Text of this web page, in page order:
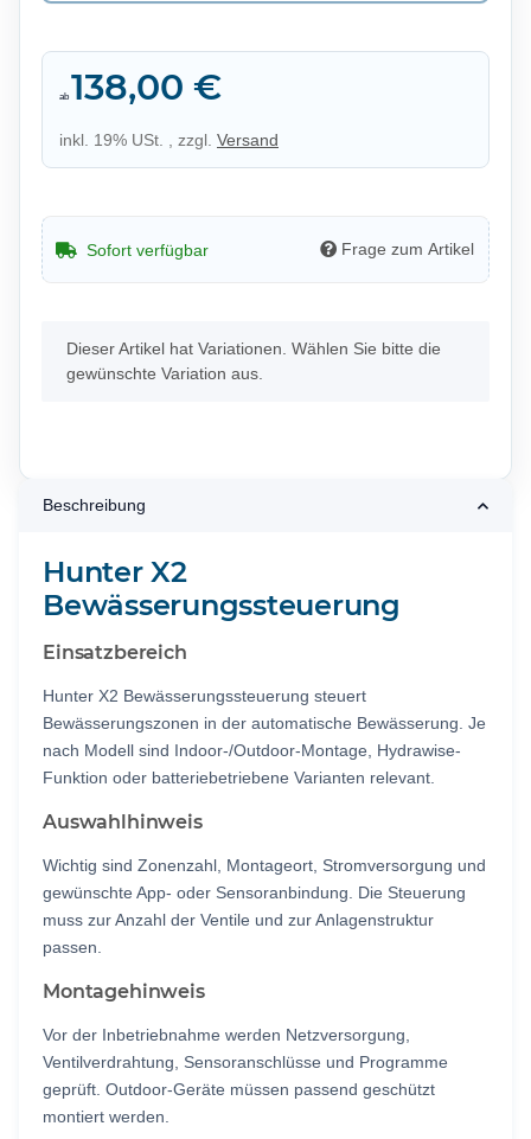
ab 138,00 €
inkl. 19% USt. , zzgl. Versand
Sofort verfügbar Frage zum Artikel
x
Dieser Artikel hat Variationen. Wählen Sie bitte die
gewünschte Variation aus.
Beschreibung
Hunter X2
Bewässerungssteuerung
Einsatzbereich
Hunter X2 Bewässerungssteuerung steuert
Bewässerungszonen in der automatische Bewässerung. Je
nach Modell sind Indoor-/Outdoor-Montage, Hydrawise-
Funktion oder batteriebetriebene Varianten relevant.
Auswahlhinweis
Wichtig sind Zonenzahl, Montageort, Stromversorgung und
gewünschte App- oder Sensoranbindung. Die Steuerung
muss zur Anzahl der Ventile und zur Anlagenstruktur
passen.
Montagehinweis
Vor der Inbetriebnahme werden Netzversorgung,
Ventilverdrahtung, Sensoranschlüsse und Programme
geprüft. Outdoor-Geräte müssen passend geschützt
montiert werden.